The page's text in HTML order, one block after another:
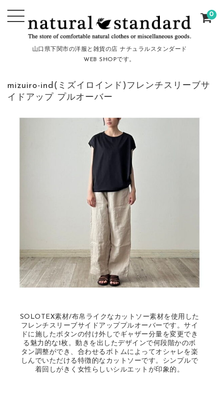
山口県下関市の洋服と雑貨の店 ナチュラルスタンダード
WEB SHOPです。
0
mizuiro-ind(ミズイロインド)フレンチスリーブサ
イドアップ プルオーバー
SOLOTEX素材/布帛ライクなカットソー素材を使用した
フレンチスリーブサイドアッププルオーバーです。サイ
ドに施したボタンの付け外しでギャザー分量を変更でき
る魅力的な1枚。動きを出したデザインで何段階かのボ
タン調整ができ、合わせるボトムによってオシャレを楽
しんでいただける特徴的なカットソーです。シンプルで
着回しがきく女性らしいシルエットが印象的。